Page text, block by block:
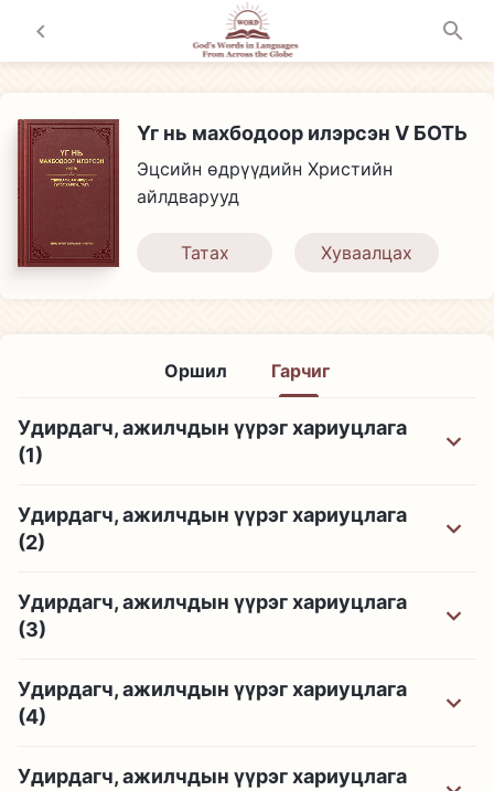
Үг нь махбодоор илэрсэн V БОТЬ
Эцсийн өдрүүдийн Христийн
айлдварууд
Татах Хуваалцах
Оршил Гарчиг
Удирдагч, ажилчдын үүрэг хариуцлага
(1)
Удирдагч, ажилчдын үүрэг хариуцлага
(2)
Удирдагч, ажилчдын үүрэг хариуцлага
(3)
Удирдагч, ажилчдын үүрэг хариуцлага
(4)
Удирдагч, ажилчдын үүрэг хариуцлага